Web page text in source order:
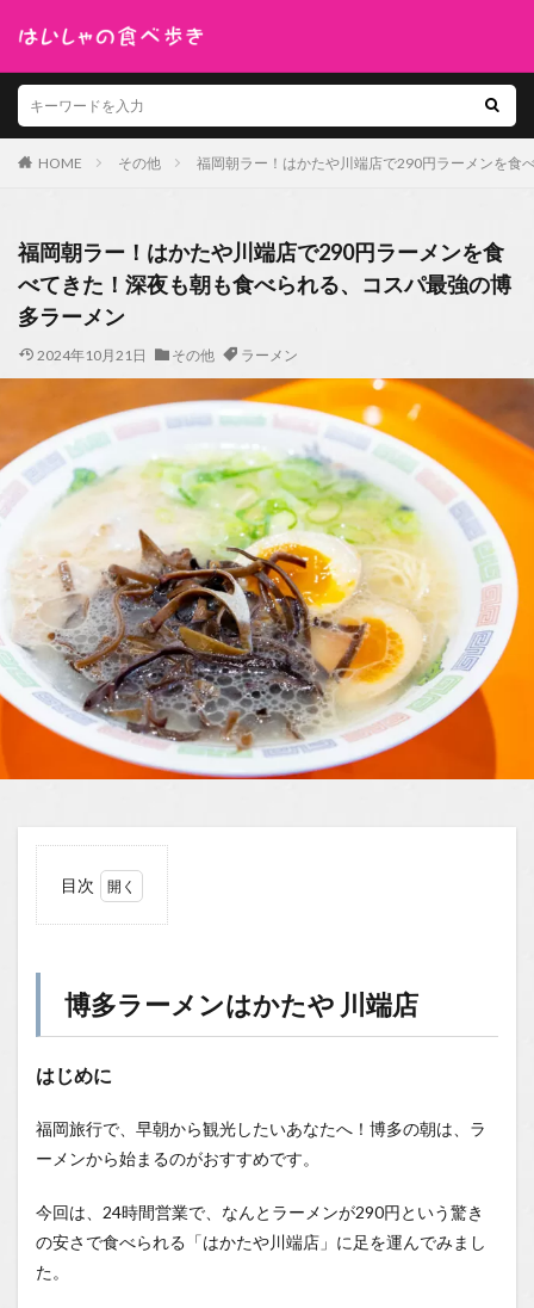
HOME その他 福岡朝ラー！はかたや川端店で290円ラーメンを食
福岡朝ラー！はかたや川端店で290円ラーメンを食
べてきた！深夜も朝も食べられる、コスパ最強の博
多ラーメン
2024年10月21日 その他 ラーメン
目次
はか
店
はじめ
に
食券機
で注
文！
博多ラーメンはかたや 川端店
はじめに
福岡旅行で、早朝から観光したいあなたへ！博多の朝は、ラ
ーメンから始まるのがおすすめです。
今回は、24時間営業で、なんとラーメンが290円という驚き
の安さで食べられる「はかたや川端店」に足を運んでみまし
た。